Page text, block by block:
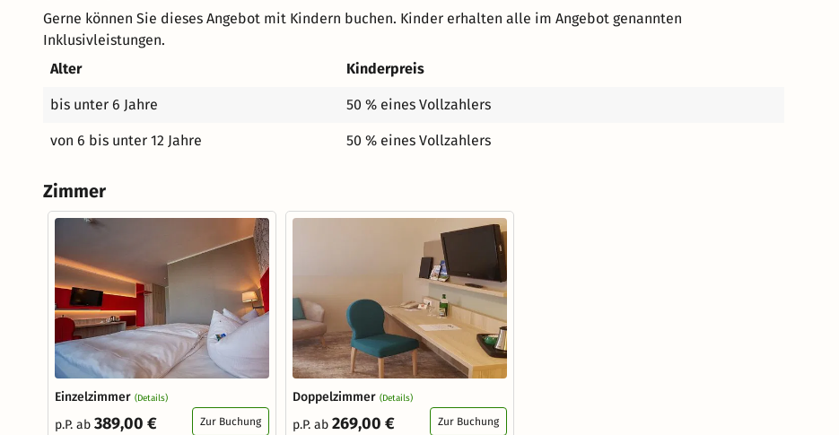
Gerne können Sie dieses Angebot mit Kindern buchen. Kinder erhalten alle im Angebot genannten
Inklusivleistungen.
Alter
Kinderpreis
bis unter 6 Jahre 50 % eines Vollzahlers
von 6 bis unter 12 Jahre 50 % eines Vollzahlers
Zimmer
Einzelzimmer (Details)
p.P. ab 389,00 € Zur Buchung
Doppelzimmer (Details)
p.P. ab 269,00 € Zur Buchung